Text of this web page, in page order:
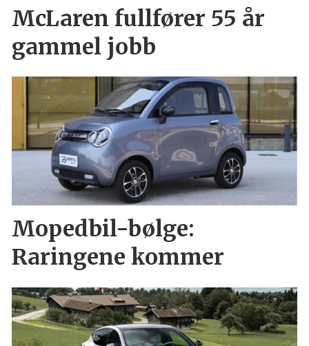
McLaren fullfører 55 år
gammel jobb
Mopedbil-bølge:
Raringene kommer